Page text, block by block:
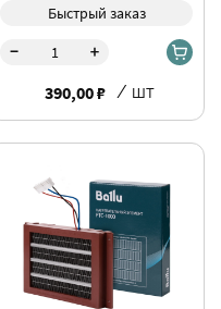
Быстрый заказ
- +
390,00 ₽ / шт